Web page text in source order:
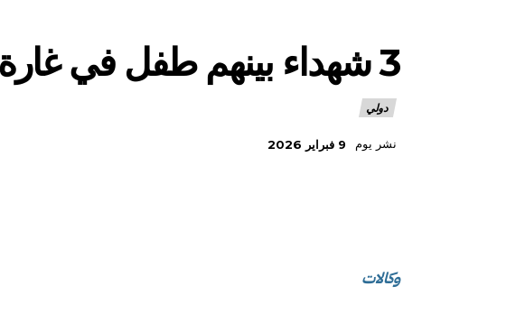
3 شهداء بينهم طفل في غارة صهيونية على جنوب لبنان
دولي
نشر يوم 9 فبراير 2026
وكالات